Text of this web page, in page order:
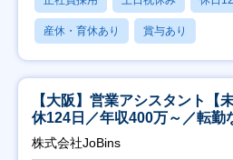
産休・育休あり 賞与あり
【大阪】営業アシスタント【
休124日／年収400万～／転勤
株式会社JoBins